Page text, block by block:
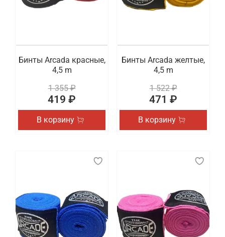
Бинты Arcada красные,
4,5 m
1 355 ₽
419 ₽
В корзину
Бинты Arcada желтые,
4,5 m
1 522 ₽
471 ₽
В корзину